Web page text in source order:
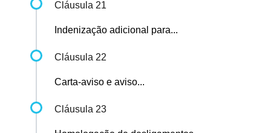
Cláusula 21
Indenização adicional para...
Cláusula 22
Carta-aviso e aviso...
Cláusula 23